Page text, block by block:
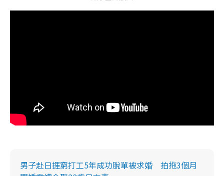
男子赴日捱窮打工5年成功脫單被求婚 拍拖3個月